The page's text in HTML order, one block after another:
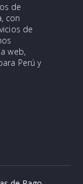
de
con
de
web,
Perú y